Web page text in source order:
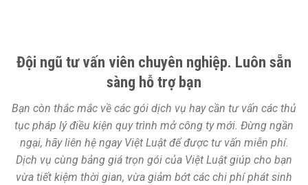
Đội ngũ tư vấn viên chuyên nghiệp. Luôn sẵn
sàng hỗ trợ bạn
Bạn còn thắc mắc về các gói dịch vụ hay cần tư vấn các thủ
tục pháp lý điều kiện quy trình mở công ty mới. Đừng ngần
ngại, hãy liên hệ ngay Việt Luật để được tư vấn miễn phí.
Dịch vụ cùng bảng giá trọn gói của Việt Luật giúp cho bạn
vừa tiết kiệm thời gian, vừa giảm bớt các chi phí phát sinh